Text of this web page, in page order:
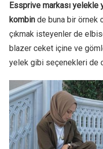
Essprive markası yelekle
kombinde buna bir örnek
çıkmak isteyenler de
blazer ceket içine ve
yelek gibi seçenekleri de